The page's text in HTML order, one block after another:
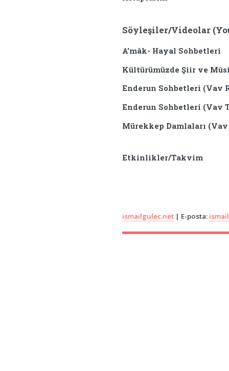
Söyleşiler/Videolar
A'mâk- Hayal Sohbetleri
Kültürümüzde Şiir ve
Enderun Sohbetleri (Vav
Enderun Sohbetleri (Vav
Mürekkep Damlaları
Etkinlikler/Takvim
ismailgulec.net | E-posta: